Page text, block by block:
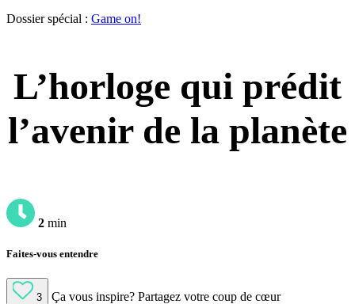
Dossier spécial : Game on!
L’horloge qui prédit
l’avenir de la planète
2 min
Faites-vous entendre
3 Ça vous inspire? Partagez votre coup de cœur